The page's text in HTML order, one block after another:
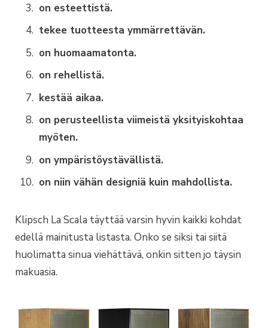
on esteettistä.
tekee tuotteesta ymmärrettävän.
on huomaamatonta.
on rehellistä.
kestää aikaa.
on perusteellista viimeistä yksityiskohtaa
myöten.
on ympäristöystävällistä.
on niin vähän designiä kuin mahdollista.
Klipsch La Scala täyttää varsin hyvin kaikki kohdat
edellä mainitusta listasta. Onko se siksi tai siitä
huolimatta sinua viehättävä, onkin sitten jo täysin
makuasia.